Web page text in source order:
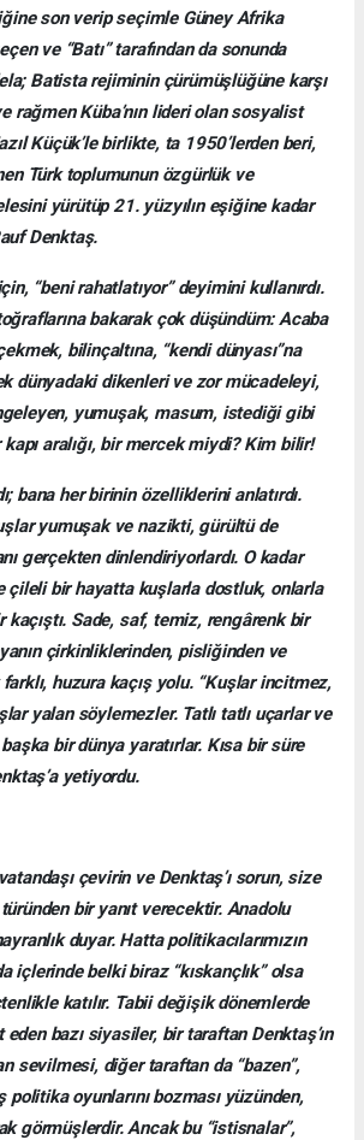
son verip seçimle Güney Afrika
ve “Batı” tarafından da sonunda
Batista rejiminin çürümüşlüğüne karşı
rağmen Küba’nın lideri olan sosyalist
Küçük’le birlikte, ta 1950’lerden beri,
Türk toplumunun özgürlük ve
yürütüp 21. yüzyılın eşiğine kadar
Denktaş.
“beni rahatlatıyor” deyimini kullanırdı.
bakarak çok düşündüm: Acaba
bilinçaltına, “kendi dünyası”na
dünyadaki dikenleri ve zor mücadeleyi,
yumuşak, masum, istediği gibi
aralığı, bir mercek miydi? Kim bilir!
bana her birinin özelliklerini anlatırdı.
yumuşak ve nazikti, gürültü de
gerçekten dinlendiriyorlardı. O kadar
çileli bir hayatta kuşlarla dostluk, onlarla
kaçıştı. Sade, saf, temiz, rengârenk bir
çirkinliklerinden, pisliğinden ve
huzura kaçış yolu. “Kuşlar incitmez,
yalan söylemezler. Tatlı tatlı uçarlar ve
bir dünya yaratırlar. Kısa bir süre
yetiyordu.
çevirin ve Denktaş’ı sorun, size
türünden bir yanıt verecektir. Anadolu
duyar. Hatta politikacılarımızın
içlerinde belki biraz “kıskançlık” olsa
katılır. Tabii değişik dönemlerde
eden bazı siyasiler, bir taraftan Denktaş’ın
sevilmesi, diğer taraftan da “bazen”,
politika oyunlarını bozması yüzünden,
görmüşlerdir. Ancak bu “istisnalar”,